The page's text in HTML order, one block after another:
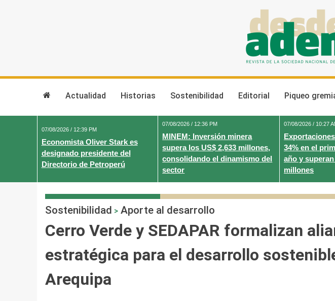
Actualidad Historias Sostenibilidad Editorial Piqueo
07/08/2026 / 12:39 PM
Economista Oliver Stark es
designado presidente del
Directorio de Petroperú
07/08/2026 / 12:36 PM
MINEM: Inversión minera
supera los US$ 2,633 millones,
consolidando el dinamismo del
sector
07/08/2026 / 10:27
34% en el
año y
millones
Sostenibilidad > Aporte al desarrollo
Cerro Verde y SEDAPAR formalizan
estratégica para el desarrollo
Arequipa